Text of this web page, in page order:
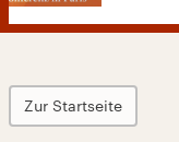
Zur Startseite